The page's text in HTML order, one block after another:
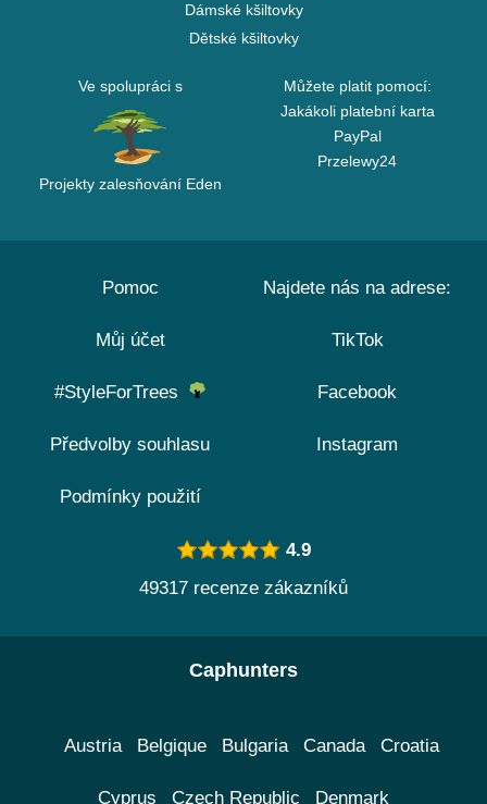
Dámské kšiltovky
Dětské kšiltovky
Ve spolupráci s
Projekty zalesňování Eden
Můžete platit pomocí:
Jakákoli platební karta
PayPal
Przelewy24
Pomoc
Můj účet
#StyleForTrees
Předvolby souhlasu
Podmínky použití
Najdete nás na adrese:
TikTok
Facebook
Instagram
4.9
49317 recenze zákazníků
Caphunters
Austria Belgique Bulgaria Canada Croatia
Cyprus Czech Republic Denmark